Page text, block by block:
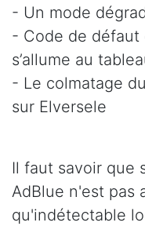
- Un mode
- Code de défaut
s’allume au
- Le colmatage
sur Elversele
Il faut savoir que
AdBlue n'est pas
qu'indétectable